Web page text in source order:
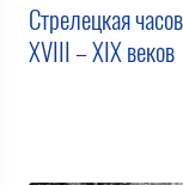
Стрелецкая
XVIII – XIX веков